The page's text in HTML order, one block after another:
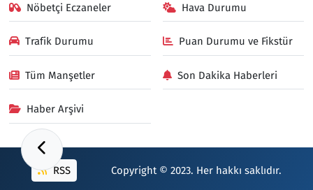
Nöbetçi Eczaneler Hava Durumu
Trafik Durumu Puan Durumu ve Fikstür
Tüm Manşetler Son Dakika Haberleri
Haber Arşivi
RSS Copyright © 2023. Her hakkı saklıdır.